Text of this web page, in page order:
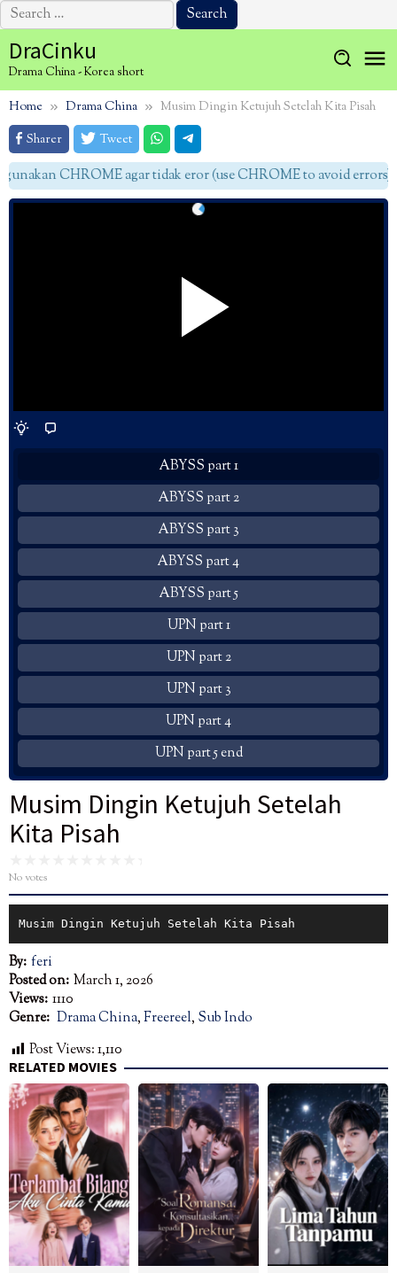
Search
for:
to
content
DraCinku
Drama China - Korea short
Home Drama China
Musim Dingin Ketujuh Setelah Kita Pisah
Sharer
Tweet
CHROME agar tidak eror (use CHROME to avoid errors)
ABYSS part 1
ABYSS part 2
ABYSS part 3
ABYSS part 4
ABYSS part 5
UPN part 1
UPN part 2
UPN part 3
UPN part 4
UPN part 5 end
Musim Dingin Ketujuh Setelah
Kita Pisah
No votes
Musim Dingin Ketujuh Setelah Kita Pisah
By: feri
Posted on: March 1, 2026
Views: 1110
Genre: Drama China,Freereel, Sub Indo
Post Views:1,110
RELATED MOVIES